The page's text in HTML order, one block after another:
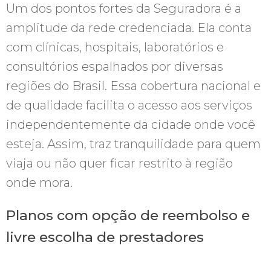
Um dos pontos fortes da Seguradora é a
amplitude da rede credenciada. Ela conta
com clínicas, hospitais, laboratórios e
consultórios espalhados por diversas
regiões do Brasil. Essa cobertura nacional e
de qualidade facilita o acesso aos serviços
independentemente da cidade onde você
esteja. Assim, traz tranquilidade para quem
viaja ou não quer ficar restrito à região
onde mora.
Planos com opção de reembolso e
livre escolha de prestadores